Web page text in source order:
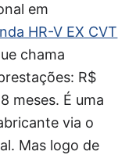
em
HR-V EX CVT
chama
R$
meses. É uma
via o
Mas logo de